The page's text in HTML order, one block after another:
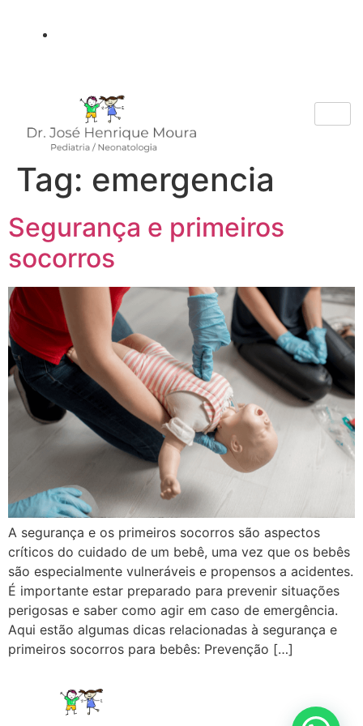
Tag: emergencia
Segurança e primeiros
socorros
A segurança e os primeiros socorros são aspectos
críticos do cuidado de um bebê, uma vez que os bebês
são especialmente vulneráveis e propensos a acidentes.
É importante estar preparado para prevenir situações
perigosas e saber como agir em caso de emergência.
Aqui estão algumas dicas relacionadas à segurança e
primeiros socorros para bebês: Prevenção […]